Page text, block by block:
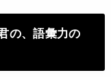
の、語彙力の